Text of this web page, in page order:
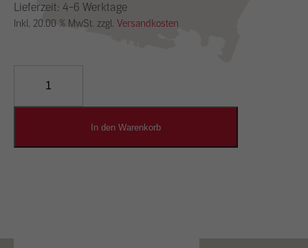
Lieferzeit: 4-6 Werktage
Inkl. 20.00 % MwSt. zzgl. Versandkosten
Designputz
In den Warenkorb